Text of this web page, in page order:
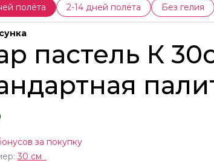
полёта 2-14 дней полёта Без гелия
пастель К
за покупку
30 см